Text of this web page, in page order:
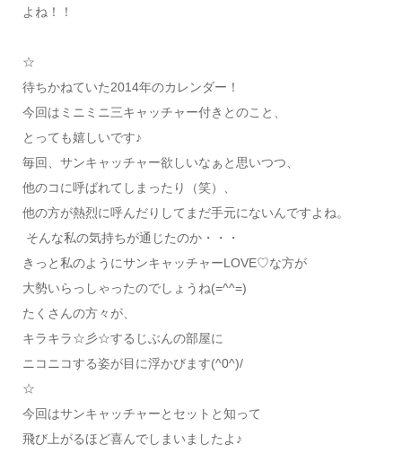
よね！！
☆
待ちかねていた2014年のカレンダー！
今回はミニミニ三キャッチャー付きとのこと、
とっても嬉しいです♪
毎回、サンキャッチャー欲しいなぁと思いつつ、
他のコに呼ばれてしまったり（笑）、
他の方が熱烈に呼んだりしてまだ手元にないんですよね。
そんな私の気持ちが通じたのか・・・
きっと私のようにサンキャッチャーLOVE♡な方が
大勢いらっしゃったのでしょうね(=^^=)
たくさんの方々が、
キラキラ☆彡☆するじぶんの部屋に
ニコニコする姿が目に浮かびます(^0^)/
☆
今回はサンキャッチャーとセットと知って
飛び上がるほど喜んでしまいましたよ♪